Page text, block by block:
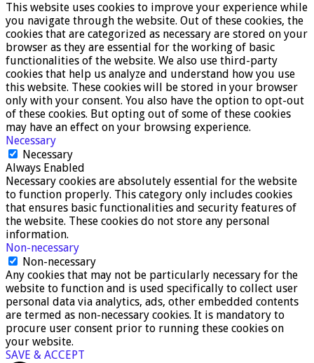
This website uses cookies to improve your experience while
you navigate through the website. Out of these cookies, the
cookies that are categorized as necessary are stored on your
browser as they are essential for the working of basic
functionalities of the website. We also use third-party
cookies that help us analyze and understand how you use
this website. These cookies will be stored in your browser
only with your consent. You also have the option to opt-out
of these cookies. But opting out of some of these cookies
may have an effect on your browsing experience.
Necessary
Necessary
Always Enabled
Necessary cookies are absolutely essential for the website
to function properly. This category only includes cookies
that ensures basic functionalities and security features of
the website. These cookies do not store any personal
information.
Non-necessary
Non-necessary
Any cookies that may not be particularly necessary for the
website to function and is used specifically to collect user
personal data via analytics, ads, other embedded contents
are termed as non-necessary cookies. It is mandatory to
procure user consent prior to running these cookies on
your website.
SAVE & ACCEPT